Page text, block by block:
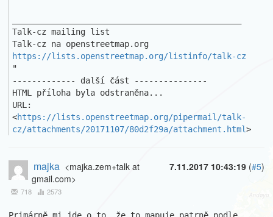
Talk-cz mailing list
https://lists.openstreetmap.org/listinfo/talk-cz
"
------------- další část ---------------
HTML příloha byla odstraněna...
URL:
<https://lists.openstreetmap.org/pipermail/talk-
cz/attachments/20171107/80d2f29a/attachment.html>
7.11.2017 10:43:19 (#5)
majka <majka.zem+talk at
gmail.com>
718 2573